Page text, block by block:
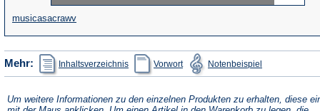
musicasacrawv(Öffnet
in
einem
neuen
Mehr: Inhaltsverzeichnis
(Öffnet
in
einem
Tab)
Vorwort
(Öffnet
in
einem
Tab)
Notenbeispiel in
einem
Tab)
Um weitere Informationen zu den einzelnen Produkten zu erhalten, diese